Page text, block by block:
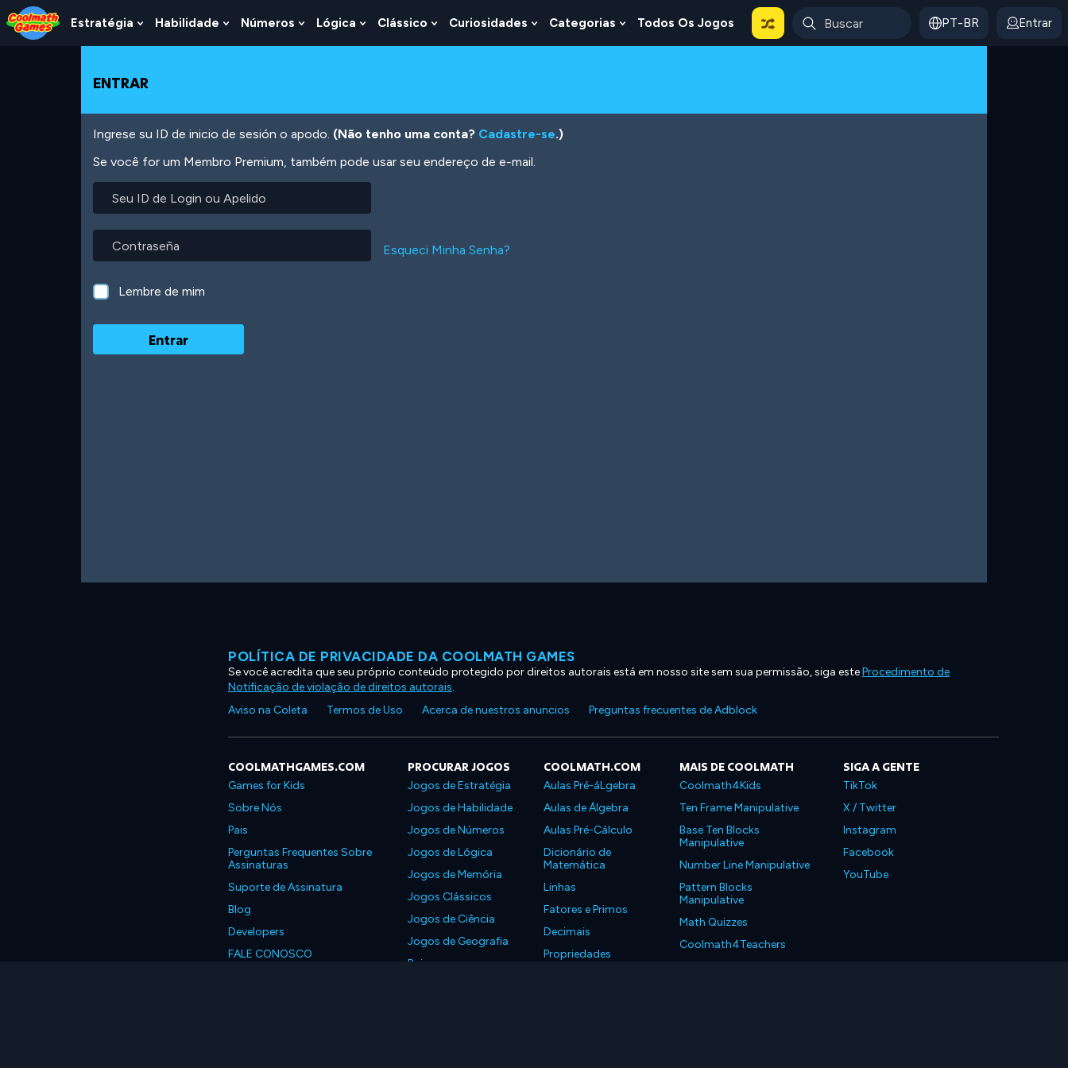
Skip
to
Top
Skip
to
Navigation
Skip
to
Main
Skip
to
Footer
para
Estratégia Show
Submenu
Estratégia
Habilidade Show
Submenu
Números Show
Submenu
Lógica Show
Submenu
Clássico Show
Submenu
Curiosidades Show
Submenu
Categorias Show
Submenu
Todos Os Jogos PT-BR Entrar
ENTRAR
Ingrese su ID de inicio de sesión o apodo. (Não tenho uma conta? Cadastre-se.)
Se você for um Membro Premium, também pode usar seu endereço de e-mail.
Login
Apelido
Esqueci Minha Senha?
Lembre de mim
POLÍTICA DE PRIVACIDADE DA COOLMATH GAMES
Se você acredita que seu próprio conteúdo protegido por direitos autorais está em nosso site sem sua permissão, siga esteProcedimento de
Notificação de violação de direitos autorais.
Aviso na Coleta
Termos de Uso Acerca de nuestros anuncios Preguntas frecuentes de Adblock
COOLMATHGAMES.COM
Games for Kids
Sobre Nós
Pais
Perguntas Frequentes Sobre
Assinaturas
Suporte de Assinatura
Blog
Developers
FALE CONOSCO
PROCURAR JOGOS
Jogos de Estratégia
Jogos de Habilidade
Jogos de Números
Jogos de Lógica
Jogos de Memória
Jogos Clássicos
Jogos de Ciência
Jogos de Geografia
Baixe nossos
COOLMATH.COM
Aulas Pré-áLgebra
Aulas de Álgebra
Aulas Pré-Cálculo
Dicionário de
Matemática
Linhas
Fatores e Primos
Decimais
Propriedades
MAIS DE COOLMATH
Coolmath4Kids
Ten Frame Manipulative
Base Ten Blocks
Manipulative
Number Line Manipulative
Pattern Blocks
Manipulative
Math Quizzes
Coolmath4Teachers
SIGA A GENTE
TikTok
X / Twitter
Instagram
Facebook
YouTube